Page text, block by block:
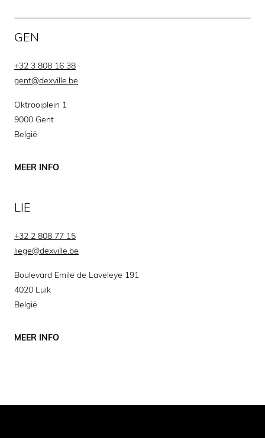
GEN
+32 3 808 16 38
gent@dexville.be
Oktrooiplein 1
9000 Gent
België
MEER INFO
LIE
+32 2 808 77 15
liege@dexville.be
Boulevard Emile de Laveleye 191
4020 Luik
België
MEER INFO